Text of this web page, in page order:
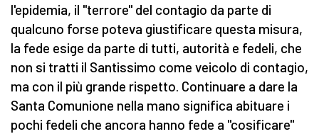
l'epidemia, il "terrore" del contagio da parte di
qualcuno forse poteva giustificare questa misura,
la fede esige da parte di tutti, autorità e fedeli, che
non si tratti il Santissimo come veicolo di contagio,
ma con il più grande rispetto. Continuare a dare la
Santa Comunione nella mano significa abituare i
pochi fedeli che ancora hanno fede a "cosificare"